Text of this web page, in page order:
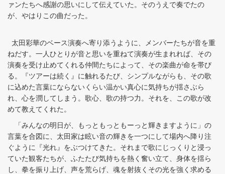
ァンたちへ感謝の思いにして伝えていた。そのうえで奏でたの
が、やはりこの曲だった。
太田彩華のベース演奏へ寄り添うように、メンバーたちが音を重
ねだす。一人ひとりが音と思いを重ねて演奏が生まれれば、その
演奏を受け止めてくれる仲間たちによって、その楽曲が命を帯び
る。『ツアーは続く』に触れるたび、シンプルながらも、その歌
に込めた言葉にならないくらい温かい真心に気持ちが揺さぶら
れ、心を潤してしまう。歌心、歌の持つ力。それを、この歌が改
めて教えてくれた。
「みんなの明日が、もっともっともーっと輝きますように」の
言葉を合図に、太田家は眩い音の輝きを一つにして場内へ降り注
ぐように『光れ』をぶつけてきた。それまで歌にじっくりと浸っ
ていた観客たちが、ふたたび気持ちを熱く奮い立て、身体を揺ら
し、拳を振り上げ、声を荒らげ、魂を射抜くその光を強く求める